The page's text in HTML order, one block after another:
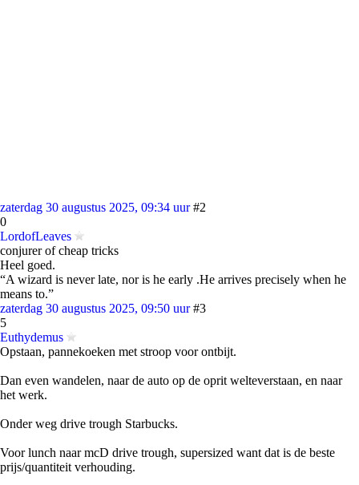
zaterdag 30 augustus 2025, 09:34 uur #2
0
LordofLeaves
conjurer of cheap tricks
Heel goed.
“A wizard is never late, nor is he early .He arrives precisely when he
means to.”
zaterdag 30 augustus 2025, 09:50 uur #3
5
Euthydemus
Opstaan, pannekoeken met stroop voor ontbijt.
Dan even wandelen, naar de auto op de oprit welteverstaan, en naar
het werk.
Onder weg drive trough Starbucks.
Voor lunch naar mcD drive trough, supersized want dat is de beste
prijs/quantiteit verhouding.